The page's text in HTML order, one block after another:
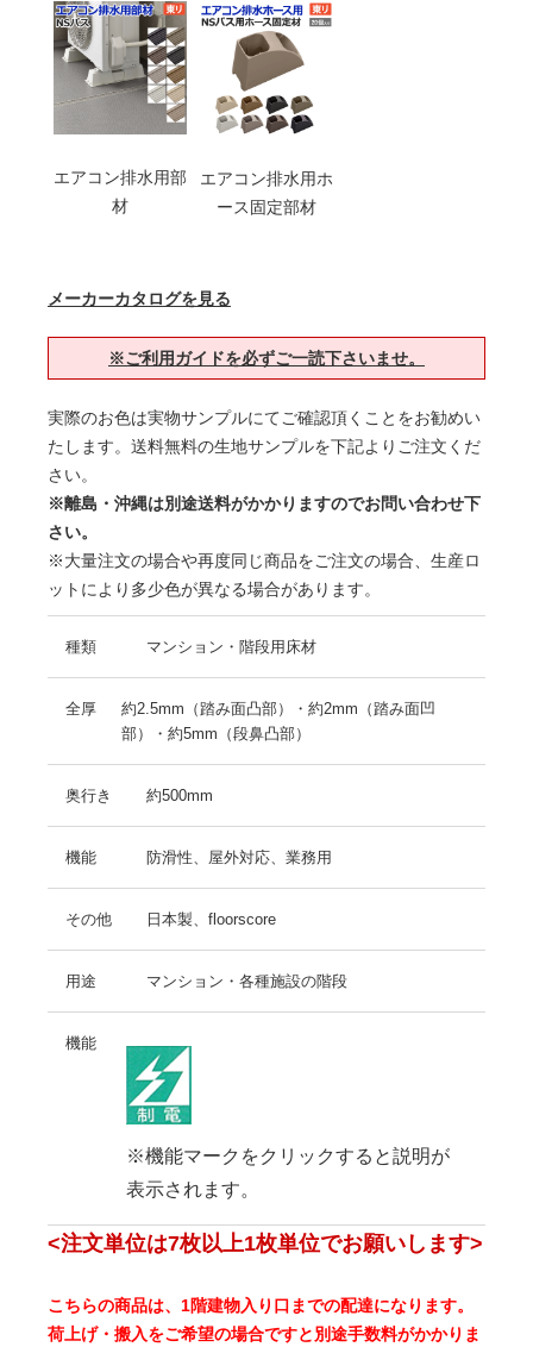
エアコン排水用部
材
エアコン排水用ホ
ース固定部材
メーカーカタログを見る
※ご利用ガイドを必ずご一読下さいませ。
実際のお色は実物サンプルにてご確認頂くことをお勧めい
たします。送料無料の生地サンプルを下記よりご注文くだ
さい。
※離島・沖縄は別途送料がかかりますのでお問い合わせ下
さい。
※大量注文の場合や再度同じ商品をご注文の場合、生産ロ
ットにより多少色が異なる場合があります。
種類 マンション・階段用床材
全厚
約2.5mm（踏み面凸部）・約2mm（踏み面凹
部）・約5mm（段鼻凸部）
奥行き 約500mm
機能 防滑性、屋外対応、業務用
その他 日本製、floorscore
用途 マンション・各種施設の階段
機能
※機能マークをクリックすると説明が
表示されます。
<注文単位は7枚以上1枚単位でお願いします>
こちらの商品は、1階建物入り口までの配達になります。
荷上げ・搬入をご希望の場合ですと別途手数料がかかりま